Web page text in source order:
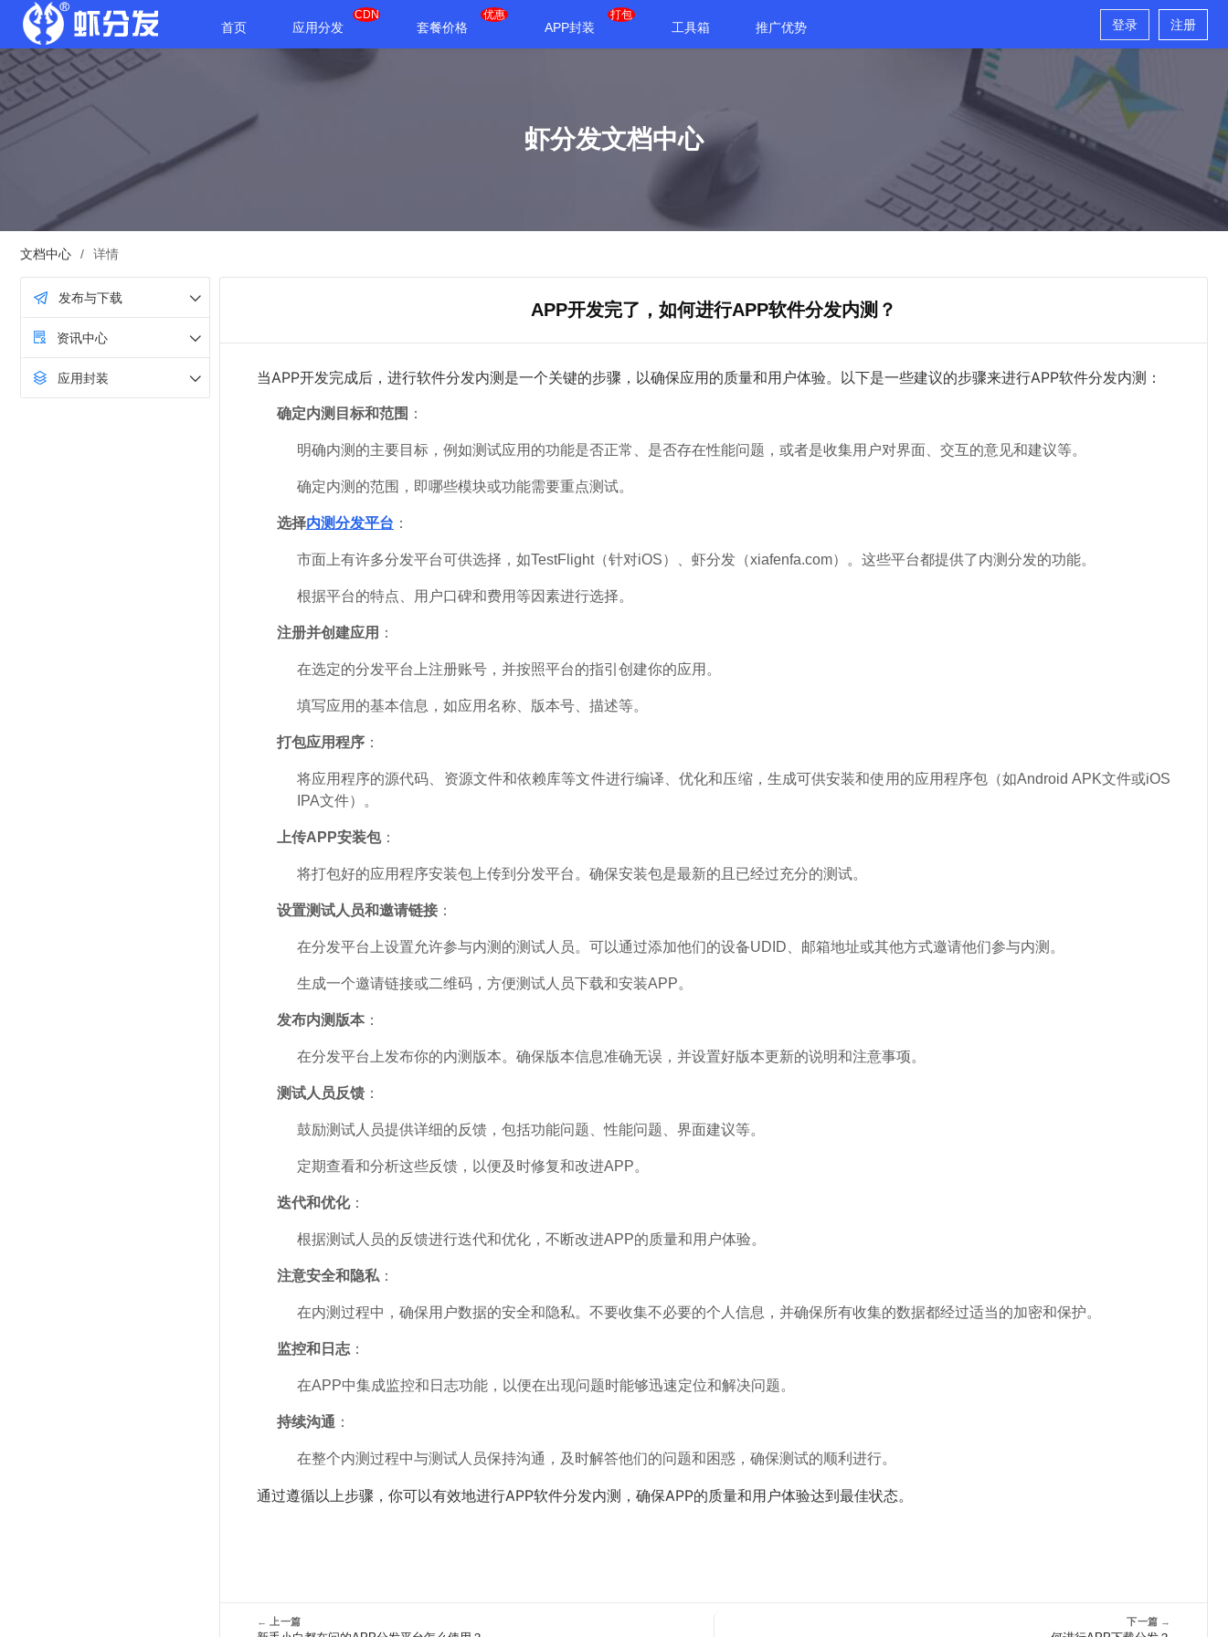
首页 应用分发
CDN
套餐价格
优惠
APP封装
打包
工具箱 推广优势 登录 注册
虾分发文档中心
文档中心 / 详情
发布与下载
资讯中心
应用封装
APP开发完了，如何进行APP软件分发内测？
当APP开发完成后，进行软件分发内测是一个关键的步骤，以确保应用的质量和用户体验。以下是一些建议的步骤来进行APP软件分发内测：
确定内测目标和范围 ：
明确内测的主要目标，例如测试应用的功能是否正常、是否存在性能问题，或者是收集用户对界面、交互的意见和建议等。
确定内测的范围，即哪些模块或功能需要重点测试。
选择内测分发平台 ：
市面上有许多分发平台可供选择，如TestFlight（针对iOS）、虾分发（xiafenfa.com）。这些平台都提供了内测分发的功能。
根据平台的特点、用户口碑和费用等因素进行选择。
注册并创建应用 ：
在选定的分发平台上注册账号，并按照平台的指引创建你的应用。
填写应用的基本信息，如应用名称、版本号、描述等。
打包应用程序：
将应用程序的源代码、资源文件和依赖库等文件进行编译、优化和压缩，生成可供安装和使用的应用程序包（如Android APK文件或iOS
IPA文件）。
上传APP安装包：
将打包好的应用程序安装包上传到分发平台。确保安装包是最新的且已经过充分的测试。
设置测试人员和邀请链接：
在分发平台上设置允许参与内测的测试人员。可以通过添加他们的设备UDID、邮箱地址或其他方式邀请他们参与内测。
生成一个邀请链接或二维码，方便测试人员下载和安装APP。
发布内测版本：
在分发平台上发布你的内测版本。确保版本信息准确无误，并设置好版本更新的说明和注意事项。
测试人员反馈：
鼓励测试人员提供详细的反馈，包括功能问题、性能问题、界面建议等。
定期查看和分析这些反馈，以便及时修复和改进APP。
迭代和优化：
根据测试人员的反馈进行迭代和优化，不断改进APP的质量和用户体验。
注意安全和隐私：
在内测过程中，确保用户数据的安全和隐私。不要收集不必要的个人信息，并确保所有收集的数据都经过适当的加密和保护。
监控和日志：
在APP中集成监控和日志功能，以便在出现问题时能够迅速定位和解决问题。
持续沟通 ：
在整个内测过程中与测试人员保持沟通，及时解答他们的问题和困惑，确保测试的顺利进行。
通过遵循以上步骤，你可以有效地进行APP软件分发内测，确保APP的质量和用户体验达到最佳状态。
← 上一篇 下一篇 →